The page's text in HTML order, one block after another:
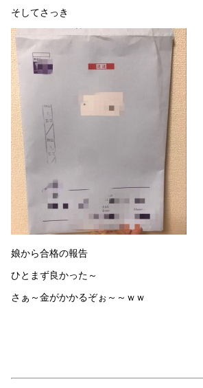
そしてさっき
娘から合格の報告
ひとまず良かった～
さぁ～金がかかるぞぉ～～ｗｗ